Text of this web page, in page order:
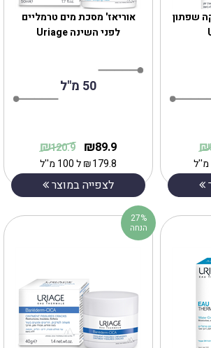
אוריאז' מסכת מים טרמליים
לפני השינה Uriage
50 מ"ל
89.9
₪
120.9
₪
179.8
₪ל 100 מ''ל
לצפייה במוצר
שפתון
₪
27%
הנחה